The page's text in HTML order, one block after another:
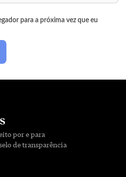
para a próxima vez que eu
por e para
de transparência